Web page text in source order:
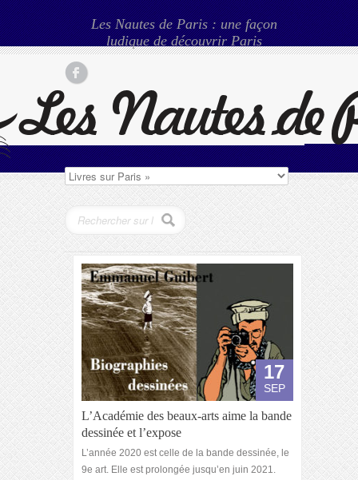
Les Nautes de Paris : une façon
ludique de découvrir Paris
17
SEP
L’Académie des beaux-arts aime la bande
dessinée et l’expose
L’année 2020 est celle de la bande dessinée, le
9e art. Elle est prolongée jusqu’en juin 2021.